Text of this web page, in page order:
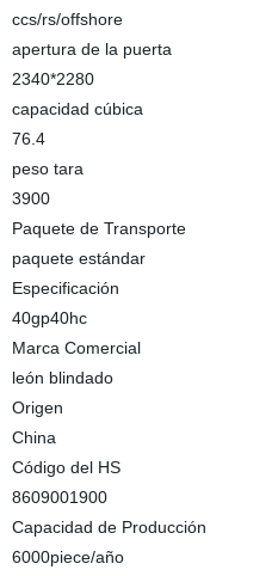
ccs/rs/offshore
apertura de la puerta
2340*2280
capacidad cúbica
76.4
peso tara
3900
Paquete de Transporte
paquete estándar
Especificación
40gp40hc
Marca Comercial
león blindado
Origen
China
Código del HS
8609001900
Capacidad de Producción
6000piece/año